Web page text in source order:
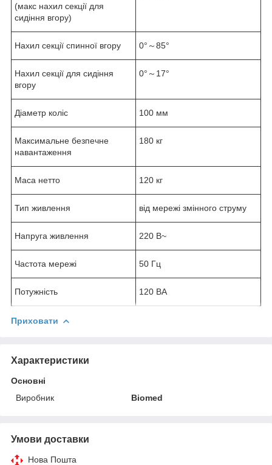
(макс нахил секції для
сидіння вгору)
Нахил секції спинної вгору 0°～85°
Нахил секції для сидіння
вгору
0°～17°
Діаметр коліс 100 мм
Максимальне безпечне
навантаження
180 кг
Маса нетто 120 кг
Тип живлення від мережі змінного струму
Напруга живлення 220 В~
Частота мережі 50 Гц
Потужність 120 ВА
Приховати
Характеристики
Основні
Виробник
Biomed
Умови доставки
Нова Пошта